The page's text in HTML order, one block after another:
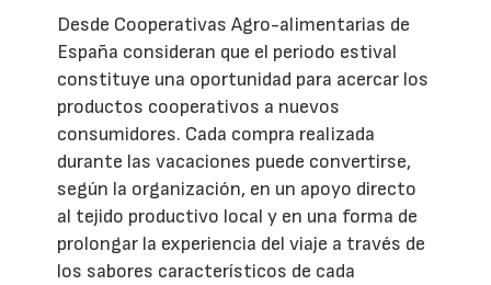
Desde Cooperativas Agro-alimentarias de
España consideran que el periodo estival
constituye una oportunidad para acercar los
productos cooperativos a nuevos
consumidores. Cada compra realizada
durante las vacaciones puede convertirse,
según la organización, en un apoyo directo
al tejido productivo local y en una forma de
prolongar la experiencia del viaje a través de
los sabores característicos de cada